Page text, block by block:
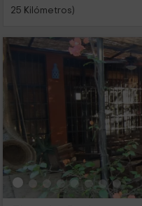
25 Kilómetros)